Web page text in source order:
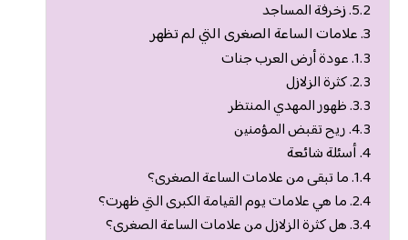
زخرفة المساجد
علامات الساعة الصغرى التي لم تظهر
عودة أرض العرب جنات
كثرة الزلازل
ظهور المهدي المنتظر
ريح تقبض المؤمنين
أسئلة شائعة
ما تبقى من علامات الساعة الصغرى؟
ما هي علامات يوم القيامة الكبرى التي ظهرت؟
هل كثرة الزلازل من علامات الساعة الصغرى؟